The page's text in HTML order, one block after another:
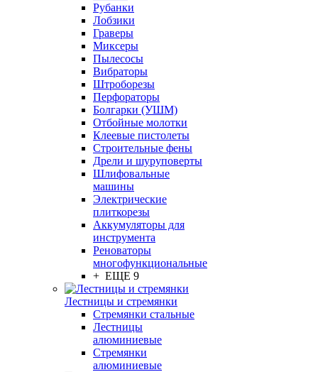
Рубанки
Лобзики
Граверы
Миксеры
Пылесосы
Вибраторы
Штроборезы
Перфораторы
Болгарки (УШМ)
Отбойные молотки
Клеевые пистолеты
Строительные фены
Дрели и шуруповерты
Шлифовальные
машины
Электрические
плиткорезы
Аккумуляторы для
инструмента
Реноваторы
многофункциональные
+ ЕЩЕ 9
Лестницы и стремянки
Стремянки стальные
Лестницы
алюминиевые
Стремянки
алюминиевые